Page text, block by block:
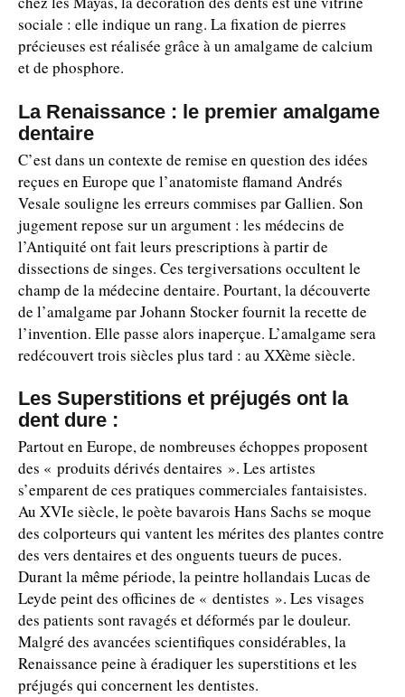
sociale : elle indique un rang. La fixation de pierres
précieuses est réalisée grâce à un amalgame de calcium
et de phosphore.
La Renaissance : le premier amalgame
dentaire
C’est dans un contexte de remise en question des idées
reçues en Europe que l’anatomiste flamand Andrés
Vesale souligne les erreurs commises par Gallien. Son
jugement repose sur un argument : les médecins de
l’Antiquité ont fait leurs prescriptions à partir de
dissections de singes. Ces tergiversations occultent le
champ de la médecine dentaire. Pourtant, la découverte
de l’amalgame par Johann Stocker fournit la recette de
l’invention. Elle passe alors inaperçue. L’amalgame sera
redécouvert trois siècles plus tard : au XXème siècle.
Les Superstitions et préjugés ont la
dent dure :
Partout en Europe, de nombreuses échoppes proposent
des « produits dérivés dentaires ». Les artistes
s’emparent de ces pratiques commerciales fantaisistes.
Au XVIe siècle, le poète bavarois Hans Sachs se moque
des colporteurs qui vantent les mérites des plantes contre
des vers dentaires et des onguents tueurs de puces.
Durant la même période, la peintre hollandais Lucas de
Leyde peint des officines de « dentistes ». Les visages
des patients sont ravagés et déformés par le douleur.
Malgré des avancées scientifiques considérables, la
Renaissance peine à éradiquer les superstitions et les
préjugés qui concernent les dentistes.